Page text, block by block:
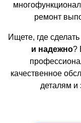
ремонт
Ищете, где сделать
и надежно?
качественное
деталям